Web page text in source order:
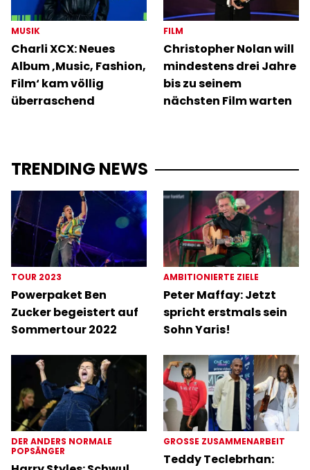
MUSIK
Charli XCX: Neues
Album ‚Music, Fashion,
Film‘ kam völlig
überraschend
FILM
Christopher Nolan will
mindestens drei Jahre
bis zu seinem
nächsten Film warten
TRENDING NEWS
TOUR 2023
Powerpaket Ben
Zucker begeistert auf
Sommertour 2022
AMBITIONIERTE ZIELE
Peter Maffay: Jetzt
spricht erstmals sein
Sohn Yaris!
DER ANDERS NORMALE
POPSÄNGER
GROSSE ZUSAMMENARBEIT
Teddy Teclebrhan: